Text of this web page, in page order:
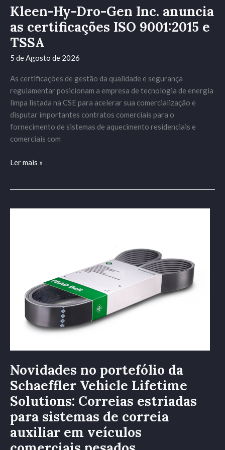
Kleen-Hy-Dro-Gen Inc. anuncia
as certificações ISO 9001:2015 e
TSSA
5 de Agosto de 2026
As certificações de gestão da qualidade e segurança
regulamentar posicionam a empresa de tecnologia de energia
limpa listada na CSE para acelerar sua comercialização e
disputar importantes contratos comerciais para o
fornecimento de sistemas de aquecimento residenciais e
comerciais com
TSSA
Ler mais »
Novidades no portefólio da
Schaeffler Vehicle Lifetime
Solutions: Correias estriadas
para sistemas de correia
auxiliar em veículos
Lifetime
Solutions:
estriadas
correia
auxiliar
em
veículos
comerciais
pesados